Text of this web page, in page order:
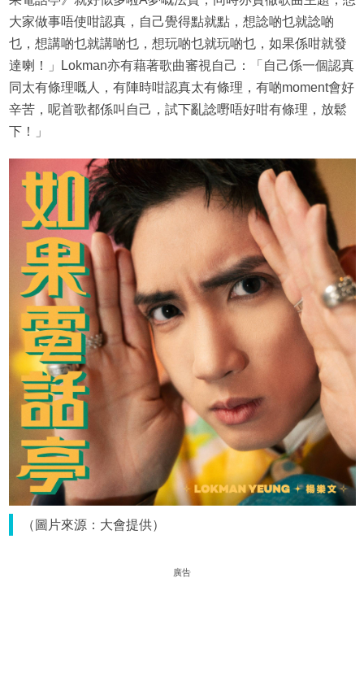
大家做事唔使咁認真，自己覺得點就點，想諗啲乜就諗啲
乜，想講啲乜就講啲乜，想玩啲乜就玩啲乜，如果係咁就發
達喇！」Lokman亦有藉著歌曲審視自己：「自己係一個認真
同太有條理嘅人，有陣時咁認真太有條理，有啲moment會好
辛苦，呢首歌都係叫自己，試下亂諗嘢唔好咁有條理，放鬆
下！」
（圖片來源：大會提供）
廣告